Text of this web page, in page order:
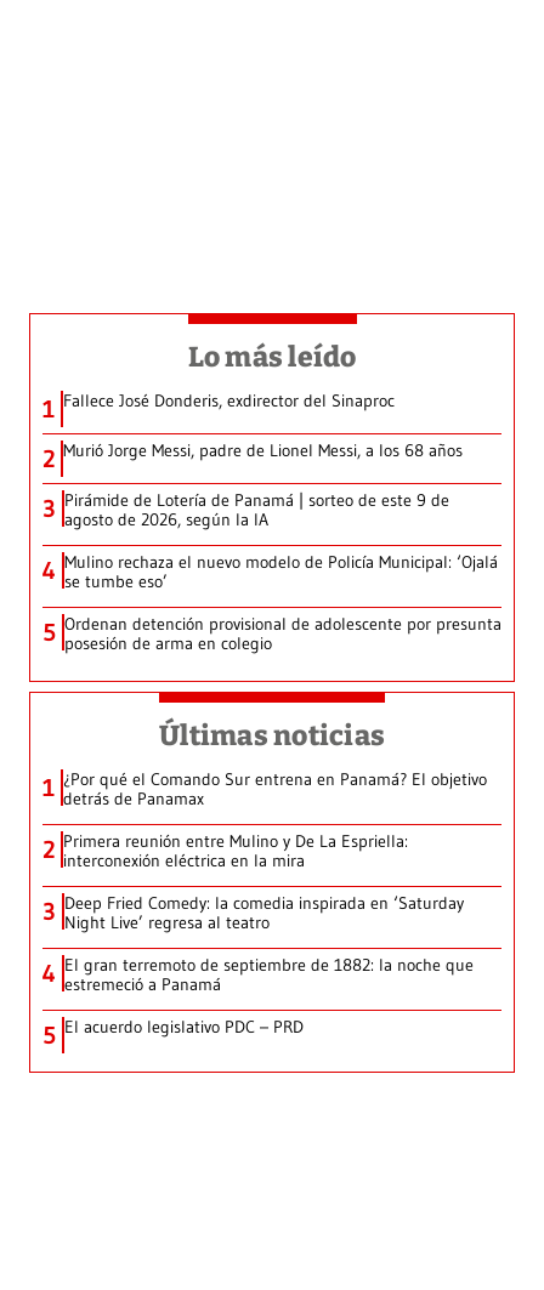
Lo más leído
1 Fallece José Donderis, exdirector del Sinaproc
2 Murió Jorge Messi, padre de Lionel Messi, a los 68 años
3 Pirámide de Lotería de Panamá | sorteo de este 9 de
agosto de 2026, según la IA
4 Mulino rechaza el nuevo modelo de Policía Municipal: ‘Ojalá
se tumbe eso’
5 Ordenan detención provisional de adolescente por presunta
posesión de arma en colegio
Últimas noticias
1 ¿Por qué el Comando Sur entrena en Panamá? El objetivo
detrás de Panamax
2 Primera reunión entre Mulino y De La Espriella:
interconexión eléctrica en la mira
3 Deep Fried Comedy: la comedia inspirada en ‘Saturday
Night Live’ regresa al teatro
4 El gran terremoto de septiembre de 1882: la noche que
estremeció a Panamá
5 El acuerdo legislativo PDC – PRD